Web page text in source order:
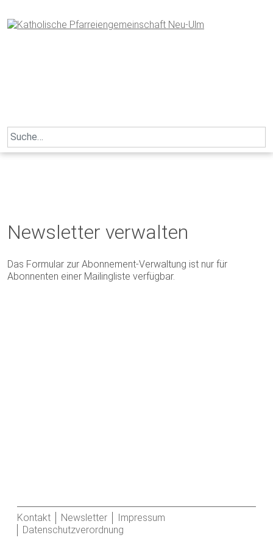
to
content
Search
for:
Newsletter verwalten
Das Formular zur Abonnement-Verwaltung ist nur für
Abonnenten einer Mailingliste verfügbar.
Kontakt Newsletter
Impressum
Datenschutzverordnung